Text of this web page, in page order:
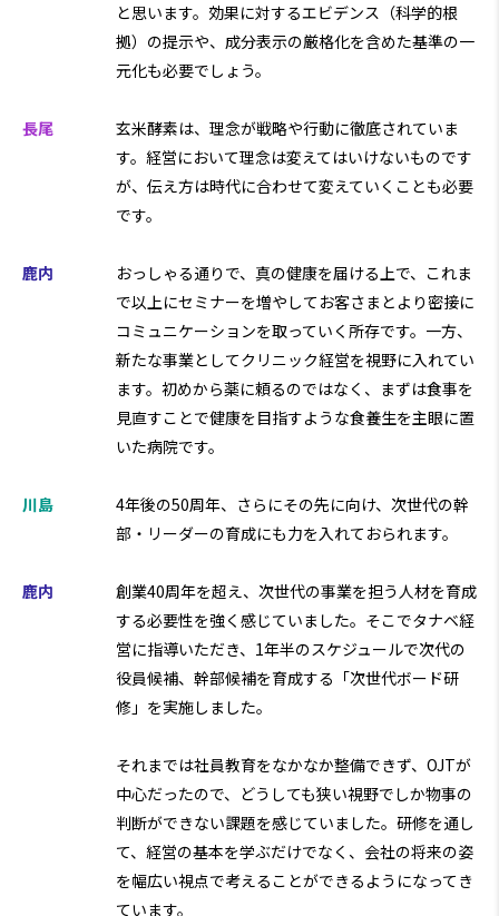
と思います。効果に対するエビデンス（科学的根
拠）の提示や、成分表示の厳格化を含めた基準の一
元化も必要でしょう。
長尾
玄米酵素は、理念が戦略や行動に徹底されていま
す。経営において理念は変えてはいけないものです
が、伝え方は時代に合わせて変えていくことも必要
です。
鹿内
おっしゃる通りで、真の健康を届ける上で、これま
で以上にセミナーを増やしてお客さまとより密接に
コミュニケーションを取っていく所存です。一方、
新たな事業としてクリニック経営を視野に入れてい
ます。初めから薬に頼るのではなく、まずは食事を
見直すことで健康を目指すような食養生を主眼に置
いた病院です。
川島
4年後の50周年、さらにその先に向け、次世代の幹
部・リーダーの育成にも力を入れておられます。
鹿内
創業40周年を超え、次世代の事業を担う人材を育成
する必要性を強く感じていました。そこでタナベ経
営に指導いただき、1年半のスケジュールで次代の
役員候補、幹部候補を育成する「次世代ボード研
修」を実施しました。
それまでは社員教育をなかなか整備できず、OJTが
中心だったので、どうしても狭い視野でしか物事の
判断ができない課題を感じていました。研修を通し
て、経営の基本を学ぶだけでなく、会社の将来の姿
を幅広い視点で考えることができるようになってき
ています。